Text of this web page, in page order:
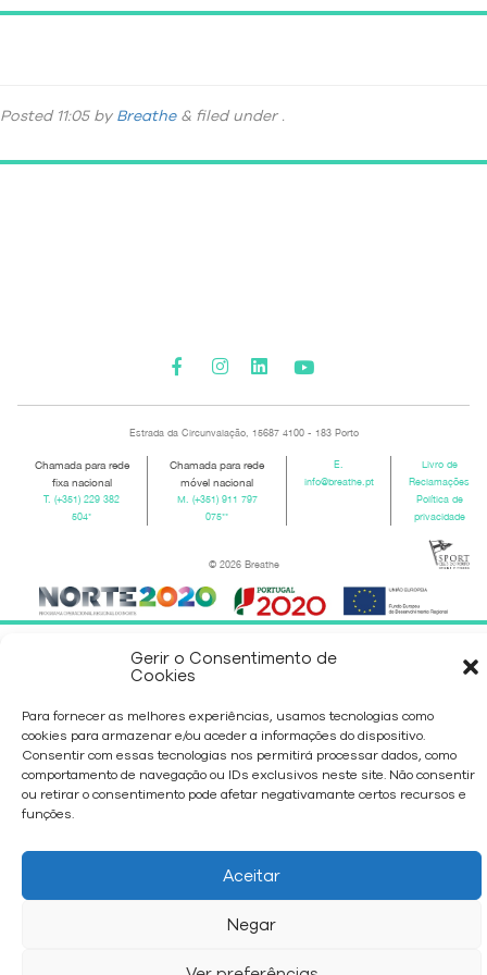
Gerir o Consentimento de
Cookies
Para fornecer as melhores experiências, usamos tecnologias como
cookies para armazenar e/ou aceder a informações do dispositivo.
Consentir com essas tecnologias nos permitirá processar dados, como
comportamento de navegação ou IDs exclusivos neste site. Não consentir
ou retirar o consentimento pode afetar negativamante certos recursos e
funções.
Aceitar
Negar
Posted 11:05by Breathe & filed under .
Estrada da Circunvalação, 15687 4100 - 183 Porto
Chamada para rede
fixa nacional
T.(+351) 229 382
504*
Chamada para rede
móvel nacional
M. (+351) 911 797
075**
E.
info@breathe.pt
Livro de
Reclamações
Política de
privacidade
© 2026 Breathe